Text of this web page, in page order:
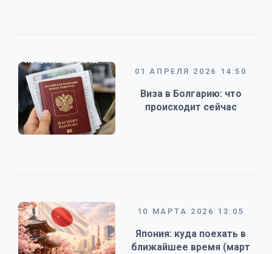
01 АПРЕЛЯ 2026 14:50
Виза в Болгарию: что
происходит сейчас
10 МАРТА 2026 13:05
Япония: куда поехать в
ближайшее время (март